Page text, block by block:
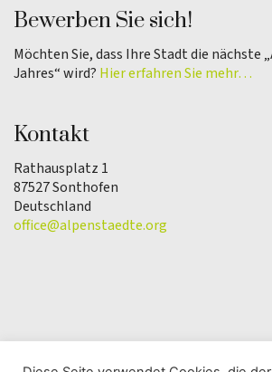
Bewerben Sie sich!
Möchten Sie, dass Ihre Stadt die nächste
Jahres“ wird? Hier erfahren Sie mehr…
Kontakt
Rathausplatz 1
87527 Sonthofen
Deutschland
office@alpenstaedte.org